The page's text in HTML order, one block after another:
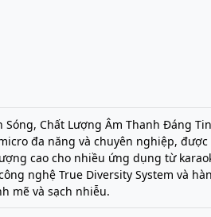
Sóng, Chất Lượng Âm Thanh Đáng
đa năng và chuyên nghiệp,
cao cho nhiều ứng dụng từ
nghệ True Diversity System và
mẽ và sạch nhiễu.